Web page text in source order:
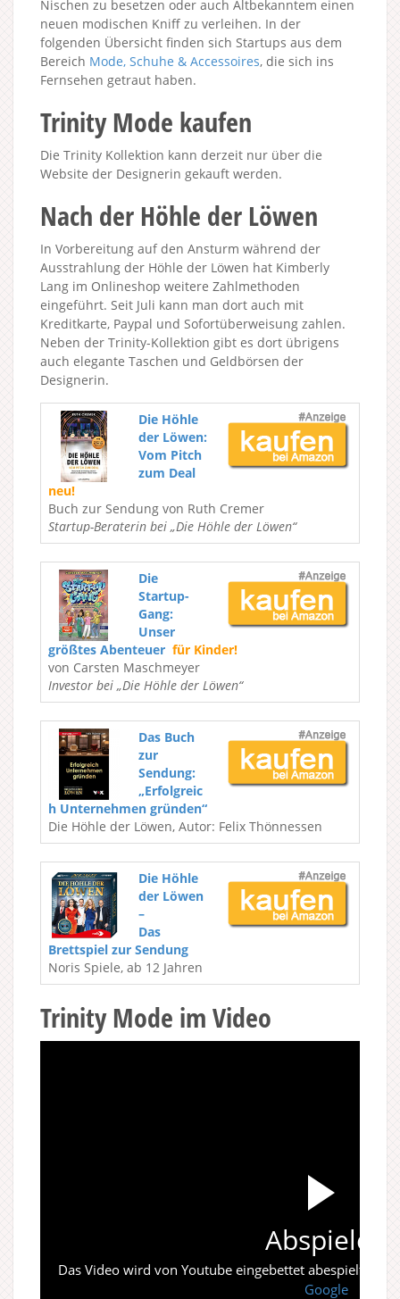
Nischen zu besetzen oder auch Altbekanntem einen
neuen modischen Kniff zu verleihen. In der
folgenden Übersicht finden sich Startups aus dem
Bereich Mode, Schuhe & Accessoires, die sich ins
Fernsehen getraut haben.
Trinity Mode kaufen
Die Trinity Kollektion kann derzeit nur über die
Website der Designerin gekauft werden.
Nach der Höhle der Löwen
In Vorbereitung auf den Ansturm während der
Ausstrahlung der Höhle der Löwen hat Kimberly
Lang im Onlineshop weitere Zahlmethoden
eingeführt. Seit Juli kann man dort auch mit
Kreditkarte, Paypal und Sofortüberweisung zahlen.
Neben der Trinity-Kollektion gibt es dort übrigens
auch elegante Taschen und Geldbörsen der
Designerin.
Die Höhle
der Löwen:
Vom Pitch
zum Deal
neu!
Buch zur Sendung von Ruth Cremer
Startup-Beraterin bei „Die Höhle der Löwen“
Die
Startup-
Gang:
Unser
größtes Abenteuer für Kinder!
von Carsten Maschmeyer
Investor bei „Die Höhle der Löwen“
Das Buch
zur
Sendung:
„Erfolgreic
h Unternehmen gründen“
Die Höhle der Löwen, Autor: Felix Thönnessen
Die Höhle
der Löwen
–
Das
Brettspiel zur Sendung
Noris Spiele, ab 12 Jahren
Trinity Mode im Video
Abspielen
Das Video wird von Youtube eingebettet abespielt. Es
Google